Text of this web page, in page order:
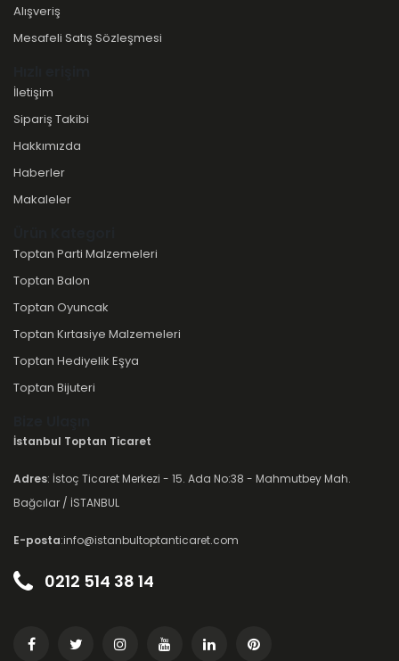
Alışveriş
Mesafeli Satış Sözleşmesi
İletişim
Sipariş Takibi
Hakkımızda
Haberler
Makaleler
Toptan Parti Malzemeleri
Toptan Balon
Toptan Oyuncak
Toptan Kırtasiye Malzemeleri
Toptan Hediyelik Eşya
Toptan Bijuteri
İstanbul Toptan Ticaret
Adres: İstoç Ticaret Merkezi - 15. Ada No:38 - Mahmutbey Mah.
Bağcılar / İSTANBUL
E-posta:info@istanbultoptanticaret.com
0212 514 38 14